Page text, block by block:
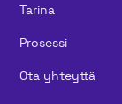
Tarina
Prosessi
Ota yhteyttä